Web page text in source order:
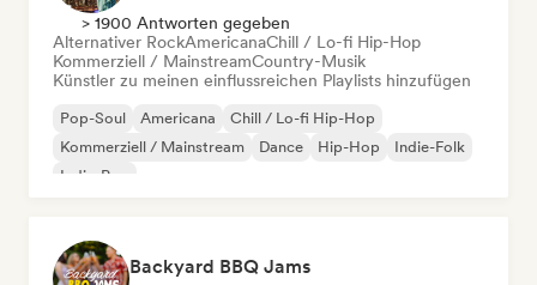
> 1900 Antworten gegeben
Alternativer RockAmericanaChill / Lo-fi Hip-Hop
Kommerziell / MainstreamCountry-Musik
Künstler zu meinen einflussreichen Playlists hinzufügen
Pop-Soul Americana
Chill / Lo-fi Hip-Hop
Kommerziell / Mainstream
Dance Hip-Hop
Indie-Folk
Indie-Pop
Backyard BBQ Jams